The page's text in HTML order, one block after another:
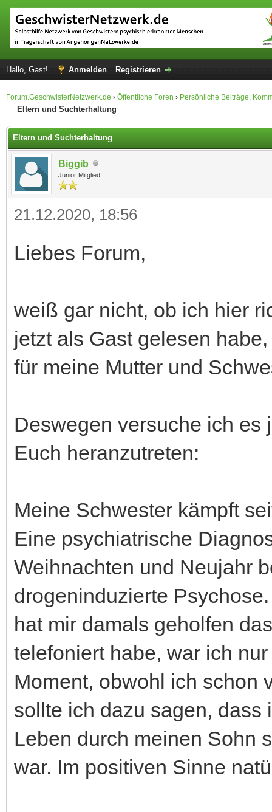
Hallo, Gast! Anmelden Registrieren
Forum.GeschwisterNetzwerk.de › Öffentliche Foren › Persönliche Beiträge,
Eltern und Suchterhaltung
Eltern und Suchterhaltung
Biggib
Junior Mitglied
21.12.2020, 18:56
Liebes Forum,
weiß gar nicht, ob ich hier
jetzt als Gast gelesen
für meine Mutter und
Deswegen versuche ich es
Euch heranzutreten:
Meine Schwester kämpft
Eine psychiatrische
Weihnachten und Neujahr
drogeninduzierte
hat mir damals geholfen
telefoniert habe, war ich
Moment, obwohl ich schon
sollte ich dazu sagen,
Leben durch meinen Sohn
war. Im positiven Sinne